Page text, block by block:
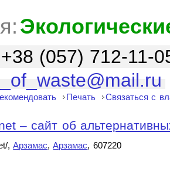
+38 (057) 712-11-
Печать Связаться с
– сайт об
,Арзамас,Арзамас, 607220